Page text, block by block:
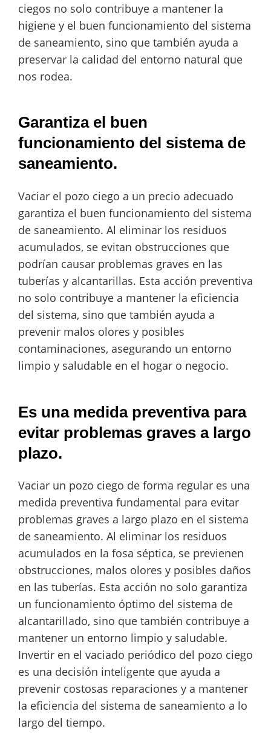
ciegos no solo contribuye a mantener la
higiene y el buen funcionamiento del sistema
de saneamiento, sino que también ayuda a
preservar la calidad del entorno natural que
nos rodea.
Garantiza el buen
funcionamiento del sistema de
saneamiento.
Vaciar el pozo ciego a un precio adecuado
garantiza el buen funcionamiento del sistema
de saneamiento. Al eliminar los residuos
acumulados, se evitan obstrucciones que
podrían causar problemas graves en las
tuberías y alcantarillas. Esta acción preventiva
no solo contribuye a mantener la eficiencia
del sistema, sino que también ayuda a
prevenir malos olores y posibles
contaminaciones, asegurando un entorno
limpio y saludable en el hogar o negocio.
Es una medida preventiva para
evitar problemas graves a largo
plazo.
Vaciar un pozo ciego de forma regular es una
medida preventiva fundamental para evitar
problemas graves a largo plazo en el sistema
de saneamiento. Al eliminar los residuos
acumulados en la fosa séptica, se previenen
obstrucciones, malos olores y posibles daños
en las tuberías. Esta acción no solo garantiza
un funcionamiento óptimo del sistema de
alcantarillado, sino que también contribuye a
mantener un entorno limpio y saludable.
Invertir en el vaciado periódico del pozo ciego
es una decisión inteligente que ayuda a
prevenir costosas reparaciones y a mantener
la eficiencia del sistema de saneamiento a lo
largo del tiempo.